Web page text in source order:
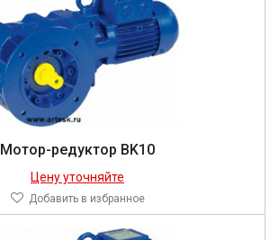
Мотор-редуктор BK10
Цену уточняйте
Добавить в избранное